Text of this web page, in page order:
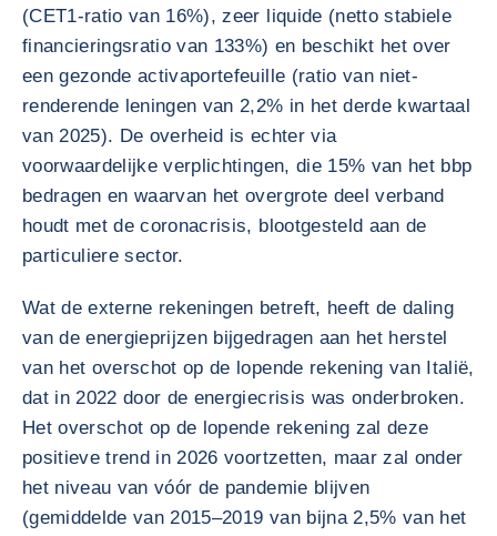
(CET1-ratio van 16%), zeer liquide (netto stabiele
financieringsratio van 133%) en beschikt het over
een gezonde activaportefeuille (ratio van niet-
renderende leningen van 2,2% in het derde kwartaal
van 2025). De overheid is echter via
voorwaardelijke verplichtingen, die 15% van het bbp
bedragen en waarvan het overgrote deel verband
houdt met de coronacrisis, blootgesteld aan de
particuliere sector.
Wat de externe rekeningen betreft, heeft de daling
van de energieprijzen bijgedragen aan het herstel
van het overschot op de lopende rekening van Italië,
dat in 2022 door de energiecrisis was onderbroken.
Het overschot op de lopende rekening zal deze
positieve trend in 2026 voortzetten, maar zal onder
het niveau van vóór de pandemie blijven
(gemiddelde van 2015–2019 van bijna 2,5% van het